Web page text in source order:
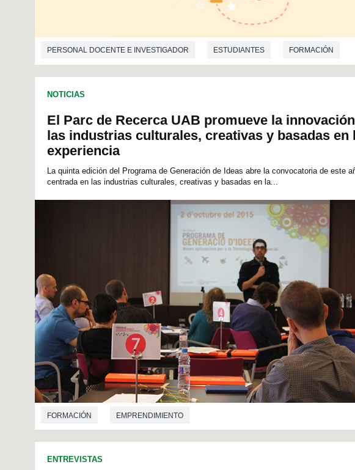
PERSONAL DOCENTE E INVESTIGADOR ESTUDIANTES FORMACIÓN
INVESTIGACIÓN EDUCACIÓN DE CALIDAD
NOTICIAS
El Parc de Recerca UAB promueve la
las industrias culturales, creativas y basadas en
experiencia
La quinta edición del Programa de Generación de Ideas abre la convocatoria de este
centrada en las industrias culturales, creativas y basadas en la...
FORMACIÓN EMPRENDIMIENTO
ENTREVISTAS